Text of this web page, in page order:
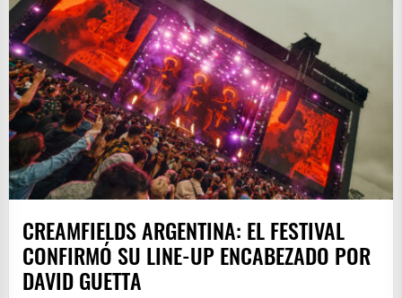
CREAMFIELDS ARGENTINA: EL FESTIVAL
CONFIRMÓ SU LINE-UP ENCABEZADO POR
DAVID GUETTA